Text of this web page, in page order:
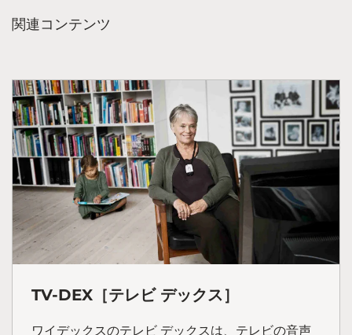
関連コンテンツ
TV-DEX［テレビ デックス］
ワイデックスのテレビ デックスは、テレビの音声